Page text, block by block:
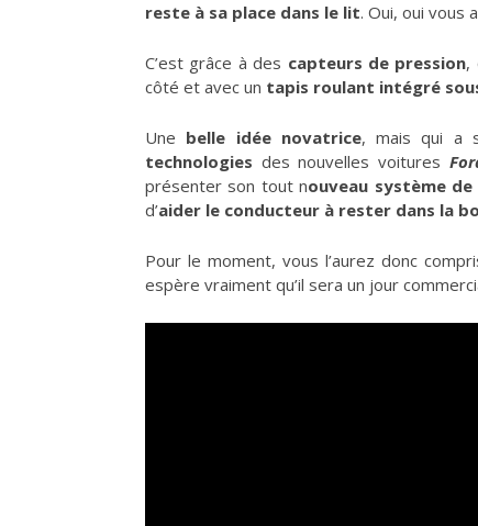
reste à sa place dans le lit. Oui, oui vous
C’est grâce à des capteurs de pression,
côté et avec un tapis roulant intégré
Une belle idée novatrice, mais qui a
technologies des nouvelles voitures
présenter son tout nouveau système
d’aider le conducteur à rester dans la
Pour le moment, vous l’aurez donc
espère vraiment qu’il sera un jour